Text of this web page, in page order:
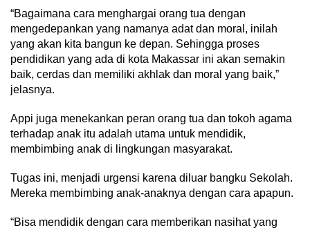
“Bagaimana cara menghargai orang tua dengan
mengedepankan yang namanya adat dan moral, inilah
yang akan kita bangun ke depan. Sehingga proses
pendidikan yang ada di kota Makassar ini akan semakin
baik, cerdas dan memiliki akhlak dan moral yang baik,”
jelasnya.
Appi juga menekankan peran orang tua dan tokoh agama
terhadap anak itu adalah utama untuk mendidik,
membimbing anak di lingkungan masyarakat.
Tugas ini, menjadi urgensi karena diluar bangku Sekolah.
Mereka membimbing anak-anaknya dengan cara apapun.
“Bisa mendidik dengan cara memberikan nasihat yang